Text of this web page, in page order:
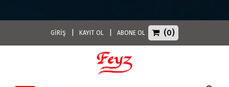
GİRİŞ KAYIT OL ABONE OL (0)